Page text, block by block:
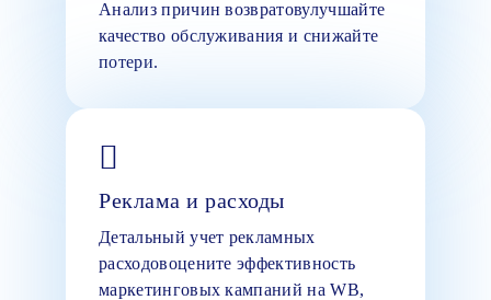
Анализ причин возвратовулучшайте
качество обслуживания и снижайте
потери.
Реклама и расходы
Детальный учет рекламных
расходовоцените эффективность
маркетинговых кампаний на WB,